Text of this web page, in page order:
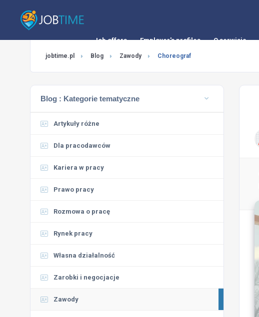
Job offers Employer's profiles O serwisie
jobtime.pl Blog Zawody Choreograf
Blog : Kategorie tematyczne
Artykuły różne
Dla pracodawców
Kariera w pracy
Prawo pracy
Rozmowa o pracę
Rynek pracy
Własna działalność
Zarobki i negocjacje
Zawody